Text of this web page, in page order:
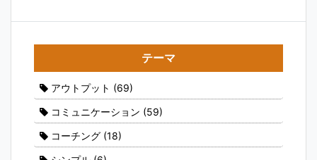
テーマ
アウトプット (69)
コミュニケーション (59)
コーチング (18)